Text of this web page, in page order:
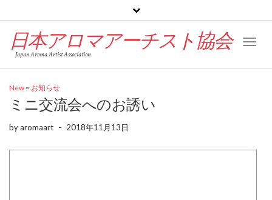
日本アロマアーチスト協会
Japan Aroma Artist Association
New~ お知らせ
ミニ交流会へのお誘い
byaromaart - 2018年11月13日